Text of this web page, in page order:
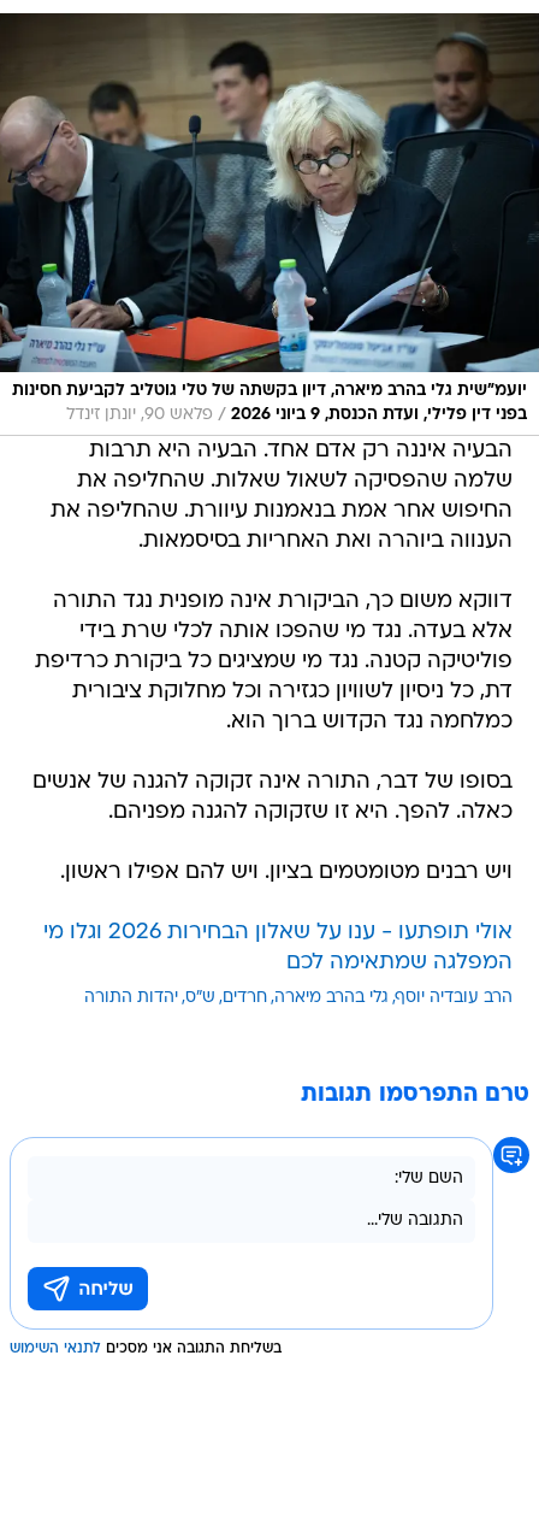
יועמ"שית גלי בהרב מיארה, דיון בקשתה של טלי גוטליב לקביעת חסינות
בפני דין פלילי, ועדת הכנסת, 9 ביוני 2026
/ פלאש 90, יונתן זינדל
הבעיה איננה רק אדם אחד. הבעיה היא תרבות
שלמה שהפסיקה לשאול שאלות. שהחליפה את
החיפוש אחר אמת בנאמנות עיוורת. שהחליפה את
הענווה ביוהרה ואת האחריות בסיסמאות.
דווקא משום כך, הביקורת אינה מופנית נגד התורה
אלא בעדה. נגד מי שהפכו אותה לכלי שרת בידי
פוליטיקה קטנה. נגד מי שמציגים כל ביקורת כרדיפת
דת, כל ניסיון לשוויון כגזירה וכל מחלוקת ציבורית
כמלחמה נגד הקדוש ברוך הוא.
בסופו של דבר, התורה אינה זקוקה להגנה של אנשים
כאלה. להפך. היא זו שזקוקה להגנה מפניהם.
ויש רבנים מטומטמים בציון. ויש להם אפילו ראשון.
אולי תופתעו - ענו על שאלון הבחירות 2026 וגלו מי
המפלגה שמתאימה לכם
הרב עובדיה יוסף גלי בהרב מיארה חרדים ש"ס יהדות התורה
טרם התפרסמו תגובות
בשליחת התגובה אני מסכים לתנאי השימוש